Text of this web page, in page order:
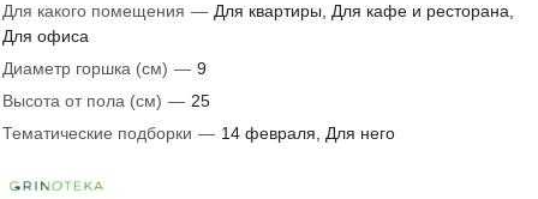
Для какого помещения — Для квартиры, Для кафе и ресторана,
Для офиса
Диаметр горшка (см) — 9
Высота от пола (см) — 25
Тематические подборки — 14 февраля, Для него